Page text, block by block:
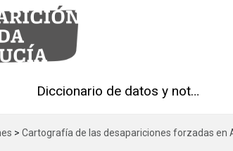
Diccionario de datos y notas técnicas
> Cartografía de las desapariciones forzadas en